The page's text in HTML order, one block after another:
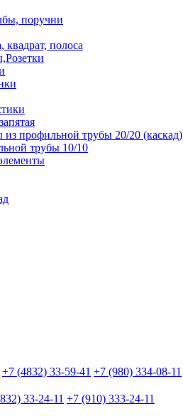
поручни
квадрат, полоса
профильной трубы 20/20 (каскад)
трубы 10/10
+7 (4832) 33-59-41 +7 (980) 334-08-11
33-24-11 +7 (910) 333-24-11